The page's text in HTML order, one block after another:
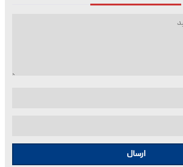
ارسال